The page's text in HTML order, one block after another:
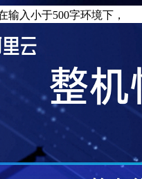
输入小于500字环境下，